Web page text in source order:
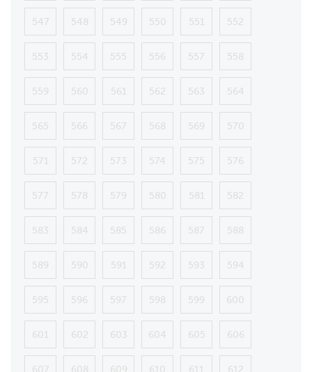
547 548 549 550 551 552
553 554 555 556 557 558
559 560 561 562 563 564
565 566 567 568 569 570
571 572 573 574 575 576
577 578 579 580 581 582
583 584 585 586 587 588
589 590 591 592 593 594
595 596 597 598 599 600
601 602 603 604 605 606
607 608 609 610 611 612